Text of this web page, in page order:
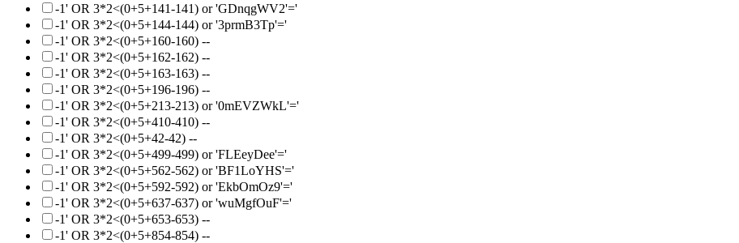
-1' OR 3*2<(0+5+141-141) or 'GDnqgWV2'='
-1' OR 3*2<(0+5+144-144) or '3prmB3Tp'='
-1' OR 3*2<(0+5+160-160) --
-1' OR 3*2<(0+5+162-162) --
-1' OR 3*2<(0+5+163-163) --
-1' OR 3*2<(0+5+196-196) --
-1' OR 3*2<(0+5+213-213) or '0mEVZWkL'='
-1' OR 3*2<(0+5+410-410) --
-1' OR 3*2<(0+5+42-42) --
-1' OR 3*2<(0+5+499-499) or 'FLEeyDee'='
-1' OR 3*2<(0+5+562-562) or 'BF1LoYHS'='
-1' OR 3*2<(0+5+592-592) or 'EkbOmOz9'='
-1' OR 3*2<(0+5+637-637) or 'wuMgfOuF'='
-1' OR 3*2<(0+5+653-653) --
-1' OR 3*2<(0+5+854-854) --